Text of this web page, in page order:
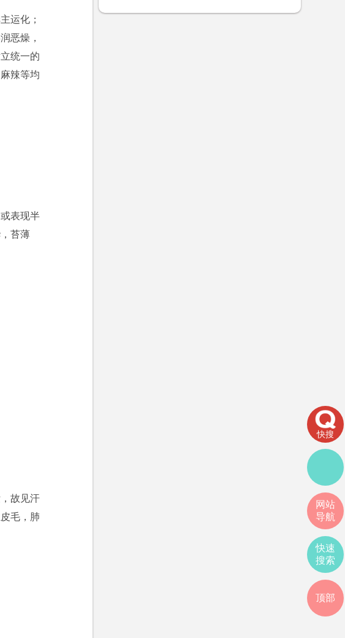
运化；
恶燥，
统一的
辣等均
表现半
苔薄
故见汗
毛，肺
快搜
网站
导航
快速
搜索
顶部